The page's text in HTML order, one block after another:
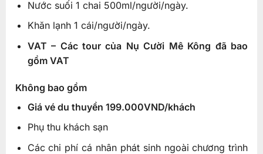
Nước suối 1 chai 500ml/người/ngày.
Khăn lạnh 1 cái/người/ngày.
VAT – Các tour của Nụ Cười Mê Kông đã bao
gồm VAT
Không bao gồm
Giá vé du thuyền 199.000VND/khách
Phụ thu khách sạn
Các chi phí cá nhân phát sinh ngoài chương trình